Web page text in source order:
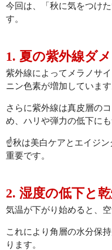
BODY
MAKE
初回限定 メイクレッス
LINEでご予約
LINE
お問い合わせ
今回は、「秋に気をつけ
す。
1. 夏の紫外線ダ
紫外線によってメラノサ
ニン色素が増加しています
さらに紫外線は真皮層の
め、ハリや弾力の低下にも
☝️秋は美白ケアとエイジ
重要です。
2. 湿度の低下と
気温が下がり始めると、
これにより角層の水分保
ります。